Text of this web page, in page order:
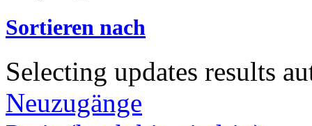
Sortieren nach
Selecting updates results
Neuzugänge